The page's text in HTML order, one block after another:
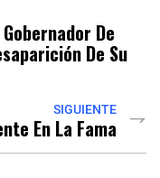
De
De Su
SIGUIENTE
En La Fama